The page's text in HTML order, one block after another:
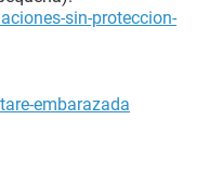
sin-proteccion-
embarazada